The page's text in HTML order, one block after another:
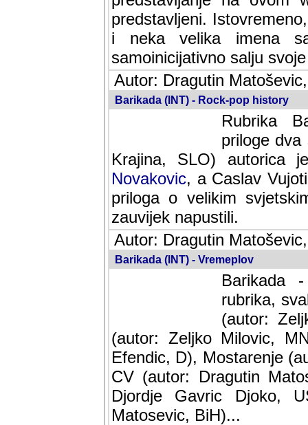
predstavljeni.
i neka velika imena
samoinicijativno salju
Autor: Dragutin
Barikada (INT) - Rock-pop history
Rubrika
dva
SLO) autorica je velikog
Caslav Vujotic
velikim svjetskim
napustili.
Autor: Dragutin
Barikada (INT) - Vremeplov
Barikada
rubrika,
(autor:
(autor: Zeljko Milovic,
Efendic, D), Mostarenje
CV (autor: Dragutin
Djordje Gavric Djoko,
Matosevic, BiH)...